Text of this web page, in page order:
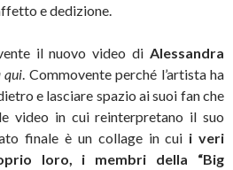
e dedizione.
il nuovo video di Alessandra
qui . Commovente perché l’artista ha
e lasciare spazio ai suoi fan che
video in cui reinterpretano il suo
finale è un collage in cui i veri
loro, i membri della “Big